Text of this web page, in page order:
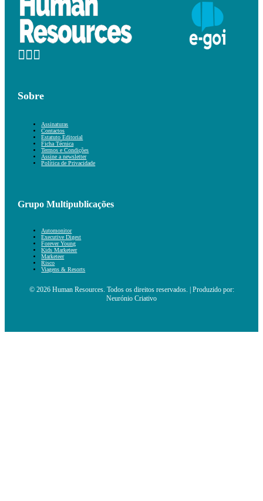
Sobre
Assinaturas
Contactos
Estatuto Editorial
Ficha Técnica
Termos e Condições
Assine a newsletter
Política de Privacidade
Grupo Multipublicações
Automonitor
Executive Digest
Forever Young
Kids Marketeer
Marketeer
Risco
Viagens & Resorts
© 2026 Human Resources. Todos os direitos reservados. | Produzido por:
Neurónio Criativo